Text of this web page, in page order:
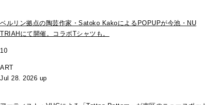
ベルリン拠点の陶芸作家・Satoko KakoによるPOPUPが今池・NU
TRIAHにて開催。コラボTシャツも。
10
ART
Jul 28. 2026 up